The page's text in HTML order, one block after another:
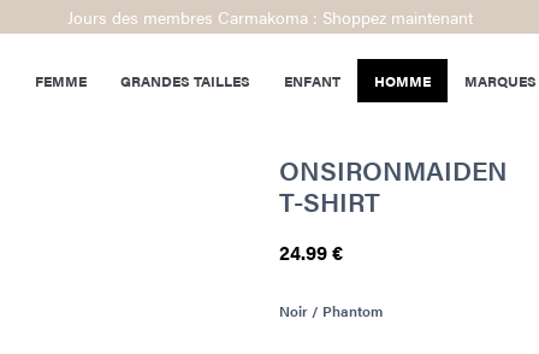
Jours des membres Carmakoma : Shoppez maintenant
FEMME GRANDES TAILLES ENFANT HOMME MARQUES
ONSIRONMAIDEN
T-SHIRT
24.99 €
Noir / Phantom